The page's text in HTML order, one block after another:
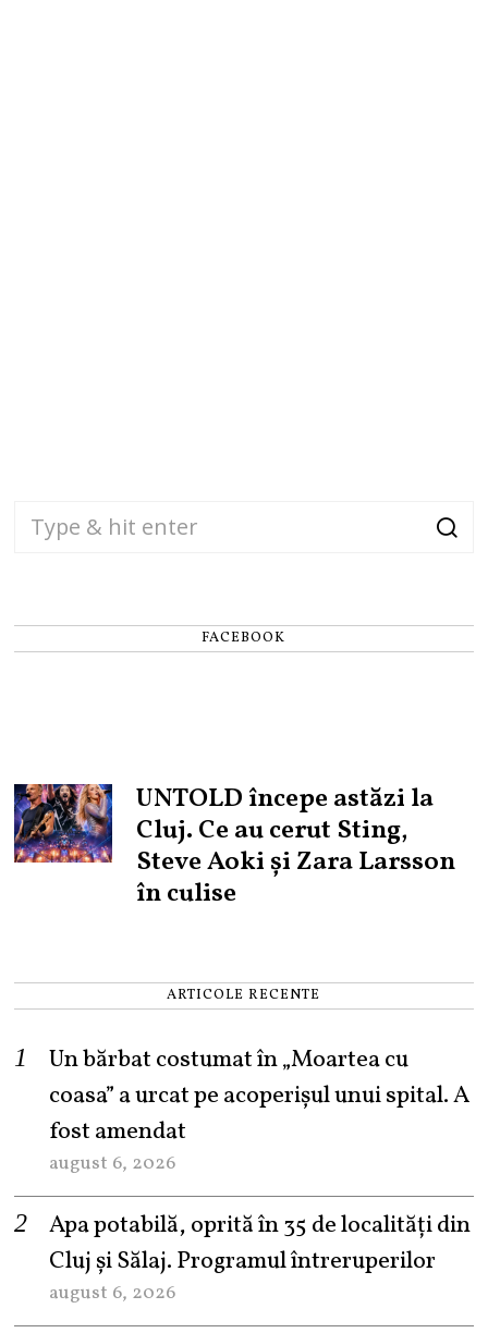
FACEBOOK
UNTOLD începe astăzi la
Cluj. Ce au cerut Sting,
Steve Aoki și Zara Larsson
în culise
ARTICOLE RECENTE
Un bărbat costumat în „Moartea cu
coasa” a urcat pe acoperișul unui spital. A
fost amendat
august 6, 2026
Apa potabilă, oprită în 35 de localități din
Cluj și Sălaj. Programul întreruperilor
august 6, 2026